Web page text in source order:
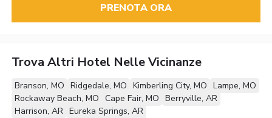
PRENOTA ORA
Trova Altri Hotel Nelle Vicinanze
Branson, MO Ridgedale, MO Kimberling City, MO Lampe, MO
Rockaway Beach, MO Cape Fair, MO Berryville, AR
Harrison, AR Eureka Springs, AR